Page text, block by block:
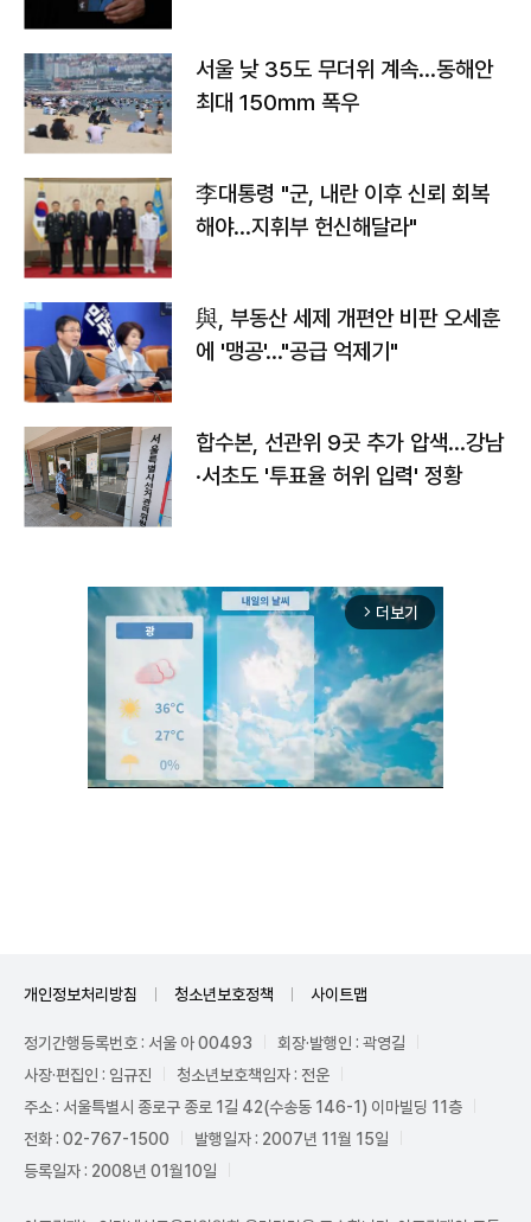
서울 낮 35도 무더위 계속…동해안
최대 150㎜ 폭우
李대통령 "군, 내란 이후 신뢰 회복
해야…지휘부 헌신해달라"
與, 부동산 세제 개편안 비판 오세훈
에 '맹공'…"공급 억제기"
합수본, 선관위 9곳 추가 압색…강남
·서초도 '투표율 허위 입력' 정황
arrow_forward_ios 더보기
개인정보처리방침 청소년보호정책 사이트맵
정기간행등록번호 : 서울 아 00493
회장·발행인 : 곽영길
사장·편집인 : 임규진
청소년보호책임자 : 전운
주소 : 서울특별시 종로구 종로 1길 42(수송동 146-1) 이마빌딩 11층
전화 : 02-767-1500
발행일자 : 2007년 11월 15일
등록일자 : 2008년 01월10일